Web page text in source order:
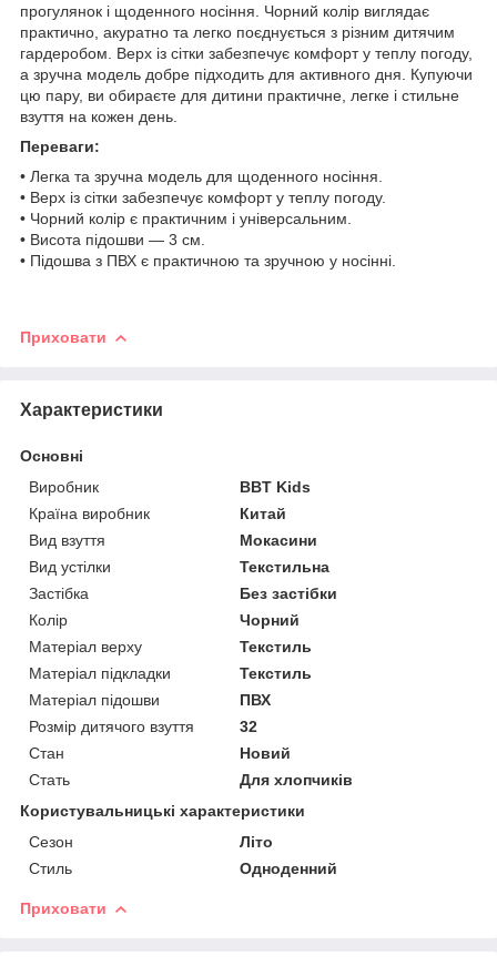
прогулянок і щоденного носіння. Чорний колір виглядає
практично, акуратно та легко поєднується з різним дитячим
гардеробом. Верх із сітки забезпечує комфорт у теплу погоду,
а зручна модель добре підходить для активного дня. Купуючи
цю пару, ви обираєте для дитини практичне, легке і стильне
взуття на кожен день.
Переваги:
• Легка та зручна модель для щоденного носіння.
• Верх із сітки забезпечує комфорт у теплу погоду.
• Чорний колір є практичним і універсальним.
• Висота підошви — 3 см.
• Підошва з ПВХ є практичною та зручною у носінні.
Приховати
Характеристики
Основні
Виробник
BBT Kids
Країна виробник
Китай
Вид взуття
Мокасини
Вид устілки
Текстильна
Застібка
Без застібки
Колір
Чорний
Матеріал верху
Текстиль
Матеріал підкладки
Текстиль
Матеріал підошви
ПВХ
Розмір дитячого взуття
32
Стан
Новий
Стать
Для хлопчиків
Користувальницькі характеристики
Сезон
Літо
Стиль
Одноденний
Приховати